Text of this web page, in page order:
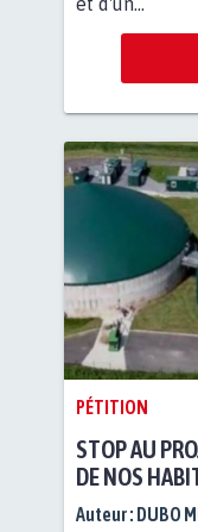
PÉTITION
STOP AU
DE NOS
Auteur : DUBO